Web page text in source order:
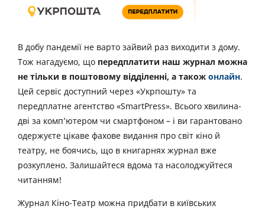
В добу пандемії не варто зайвий раз виходити з дому.
Тож нагадуємо, що передплатити наш журнал можна
не тільки в поштовому відділенні, а також онлайн.
Цей сервіс доступний через «Укрпошту» та
передплатне агентство «SmartPress». Всього хвилина-
дві за комп’ютером чи смартфоном – і ви гарантовано
одержуєте цікаве фахове видання про світ кіно й
театру, не боячись, що в книгарнях журнал вже
розкуплено. Залишайтеся вдома та насолоджуйтеся
читанням!
Журнал Кіно-Театр можна придбати в київських